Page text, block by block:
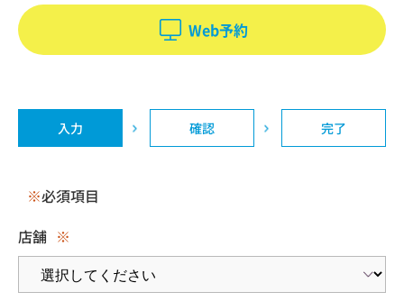
Web予約
入力 確認 完了
※必須項目
店舗 ※